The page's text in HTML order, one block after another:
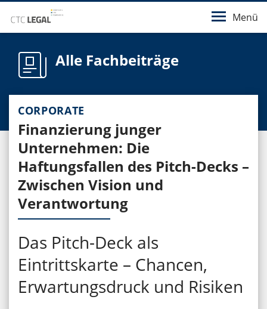
Menü
Alle Fachbeiträge
CORPORATE
Finanzierung junger
Unternehmen: Die
Haftungsfallen des Pitch-Decks –
Zwischen Vision und
Verantwortung
Das Pitch-Deck als
Eintrittskarte – Chancen,
Erwartungsdruck und Risiken